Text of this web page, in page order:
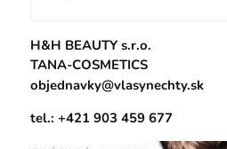
H&H BEAUTY s.r.o.
TANA-COSMETICS
objednavky@vlasynechty.sk
tel.: +421 903 459 677